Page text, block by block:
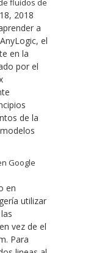
fluídos de
2018
a
el
en la
por el
de la
Google
en
utilizar
vez de el
Para